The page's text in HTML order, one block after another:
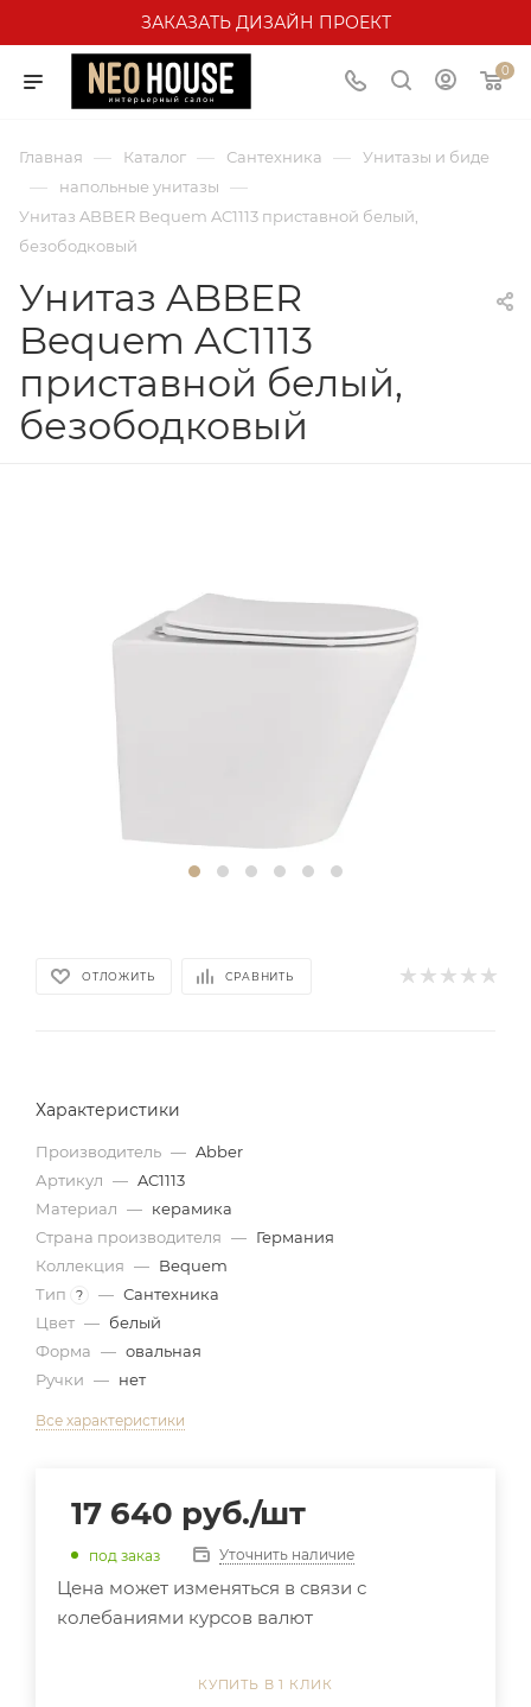
ЗАКАЗАТЬ ДИЗАЙН ПРОЕКТ
0
Главная — Каталог — Сантехника — Унитазы и биде
— напольные унитазы —
Унитаз ABBER Bequem AC1113 приставной белый,
безободковый
Унитаз ABBER
Bequem AC1113
приставной белый,
безободковый
ОТЛОЖИТЬ СРАВНИТЬ
Характеристики
Производитель — Abber
Артикул — AC1113
Материал — керамика
Страна производителя — Германия
Коллекция — Bequem
Тип
? — Сантехника
Цвет — белый
Форма — овальная
Ручки — нет
Все характеристики
17 640 руб./шт
под заказ Уточнить наличие
Цена может изменяться в связи с
колебаниями курсов валют
КУПИТЬ В 1 КЛИК